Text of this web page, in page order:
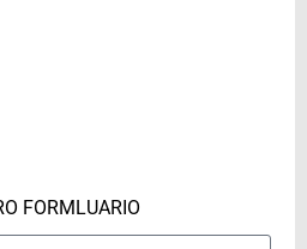
FORMLUARIO